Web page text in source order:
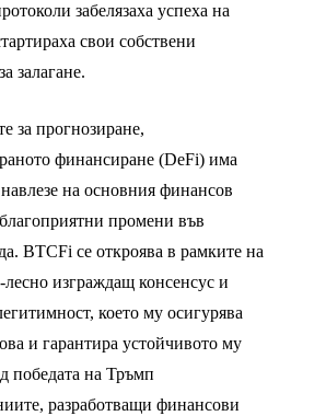
забелязаха успеха на
свои собствени
залагане.
за прогнозиране,
финансиране (DeFi) има
на основния финансов
промени във
BTCFi се откроява в рамките на
изграждащ консенсус и
което му осигурява
и гарантира устойчивото му
победата на Тръмп
разработващи финансови